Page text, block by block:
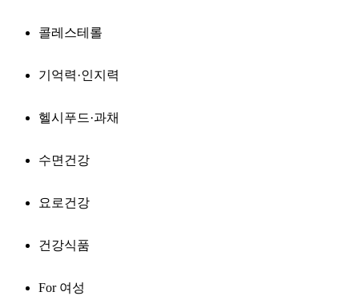
콜레스테롤
기억력·인지력
헬시푸드·과채
수면건강
요로건강
건강식품
For 여성